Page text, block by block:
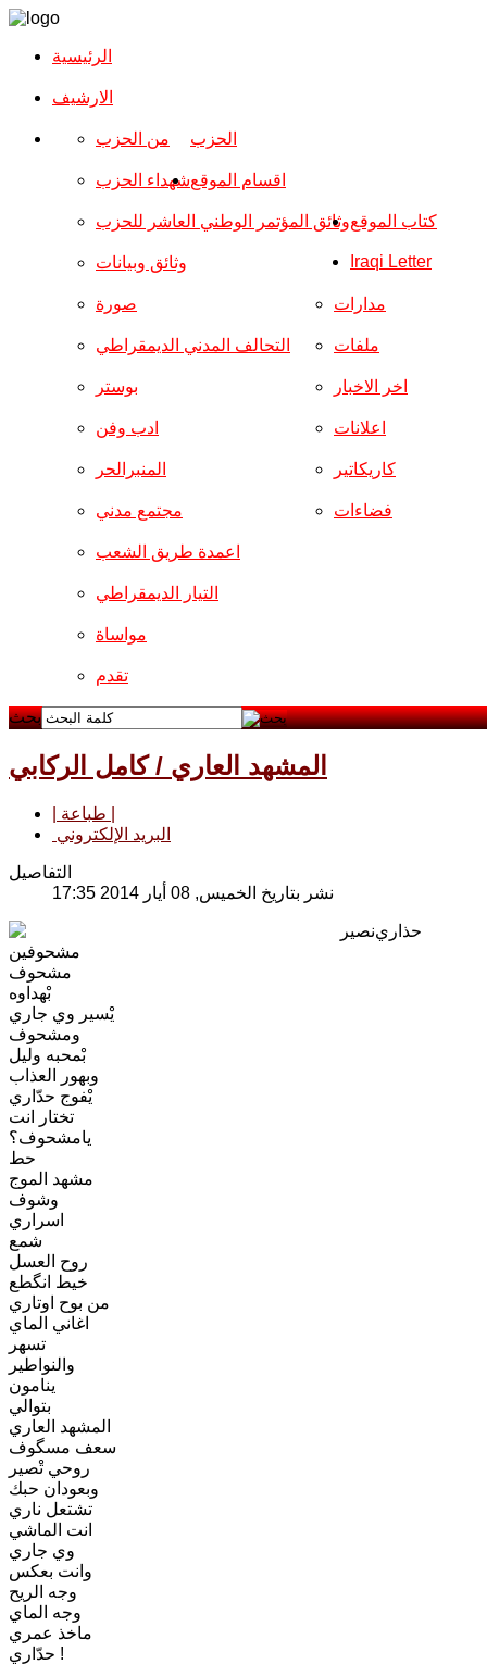
الرئيسية
الارشیف
الحزب من الحزب
شهداء الحزب
وثائق المؤتمر الوطني العاشر للحزب
وثائق وبيانات
اقسام الموقع
صورة
التحالف المدني الديمقراطي
بوستر
ادب وفن
المنبرالحر
مجتمع مدني
مدارات
ملفات
اخر الاخبار
اعلانات
كاريكاتير
فضاءات
اعمدة طريق الشعب
التيار الديمقراطي
مواساة
تقدم
كتاب الموقع
Iraqi Letter
بحث
المشهد العاري / كامل الركابي
البريد الإلكتروني
التفاصيل
نشر بتاريخ الخميس, 08 أيار 2014 17:35
حذارينصير
مشحوفين
مشحوف
بْهداوه
يْسير وي جاري
ومشحوف
بْمحبه وليل
وبهور العذاب
يْفوج حدّاري
تختار انت
يامشحوف؟
حط
مشهد الموج
وشوف
اسراري
شمع
روح العسل
خيط انگطع
من بوح اوتاري
اغاني الماي
تسهر
والنواطير
ينامون
بتوالي
المشهد العاري
سعف مسگوف
روحي تْصير
وبعودان حبك
تشتعل ناري
انت الماشي
وي جاري
وانت بعكس
وجه الريح
وجه الماي
ماخذ عمري
حدّاري !